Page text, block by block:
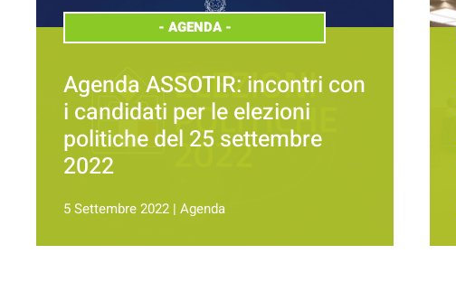
- AGENDA-
Agenda ASSOTIR: incontri con
i candidati per le elezioni
politiche del 25 settembre
2022
5 Settembre 2022 | Agenda